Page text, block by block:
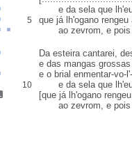
e da sela que
5 que já lh'ogano rengeu
ao zevrom, e pois
Da esteira cantarei,
e das mangas
e o brial enmentar-vo-
10
e da sela que lh'eu
[que já lh'ogano
ao zevrom, e pois